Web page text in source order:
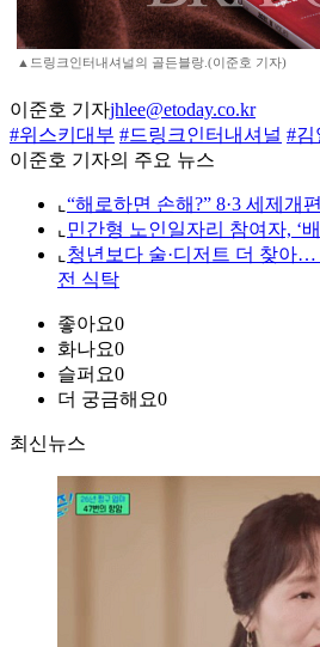
▲드링크인터내셔널의 골든블랑.(이준호 기자)
이준호 기자jhlee@etoday.co.kr
#위스키대부 #드링크인터내셔널 #김
이준호 기자의 주요 뉴스
⌞ “해로하면 손해?” 8·3 세제개
⌞ 민간형 노인일자리 참여자, ‘
⌞ 청년보다 술·디저트 더 찾아
전 식탁
좋아요0
화나요0
슬퍼요0
더 궁금해요0
최신뉴스